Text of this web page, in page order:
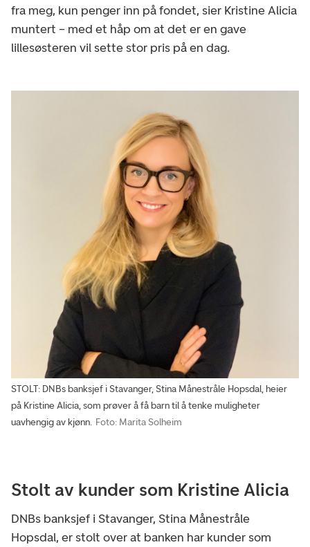
fra meg, kun penger inn på fondet, sier Kristine Alicia
muntert – med et håp om at det er en gave
lillesøsteren vil sette stor pris på en dag.
STOLT: DNBs banksjef i Stavanger, Stina Månestråle Hopsdal, heier
på Kristine Alicia, som prøver å få barn til å tenke muligheter
uavhengig av kjønn. Foto: Marita Solheim
Stolt av kunder som Kristine Alicia
DNBs banksjef i Stavanger, Stina Månestråle
Hopsdal, er stolt over at banken har kunder som